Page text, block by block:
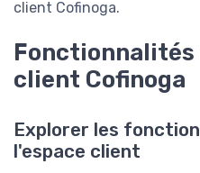
client Cofinoga.
Fonctionnalités
client Cofinoga
Explorer les
l'espace client